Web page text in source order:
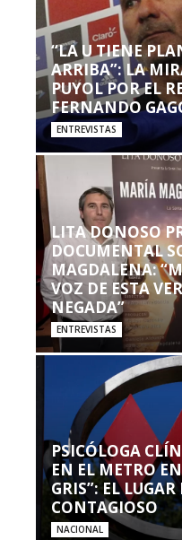
“LA U TIENE
ARRIBA”: LA
PUYOL POR EL
FERNANDO
ENTREVISTAS
LITA DONOSO
DOCUMENTAL
MAGDALENA:
VOZ DE ESTA
NEGADA”
ENTREVISTAS
PSICÓLOGA
EN EL METRO
GRIS”: EL LUGAR
CONTAGIOSO
NACIONAL